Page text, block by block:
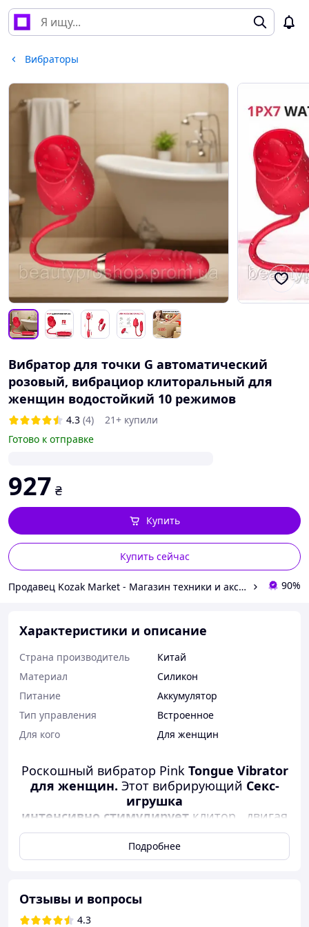
Вибраторы
Вибратор для точки G автоматический
розовый, вибрациор клиторальный для
женщин водостойкий 10 режимов
4.3 (4)
21+ купили
Готово к отправке
927 ₴
Купить сейчас
Купить
Продавец Kozak Market - Магазин техники и аксессуаров 90%
Характеристики и описание
Страна производитель
Китай
Материал
Силикон
Питание
Аккумулятор
Тип управления
Встроенное
Для кого
Для женщин
Роскошный вибратор Pink Tongue Vibrator
для женщин. Этот вибрирующий Секс-
игрушка
интенсивно стимулирует клитор
двигая
языком. Вибратор имеет форму розы. Этот
вибратор также может подарить вам
прекрасный оргазм для вибрирующей
Rose. Благодаря мощным волнам давления
вы чувствуете ощущение эйфории во
Подробнее
Отзывы и вопросы
4.3